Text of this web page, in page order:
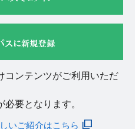
コンテンツがご利用いただ
必要となります。
いご紹介はこちら